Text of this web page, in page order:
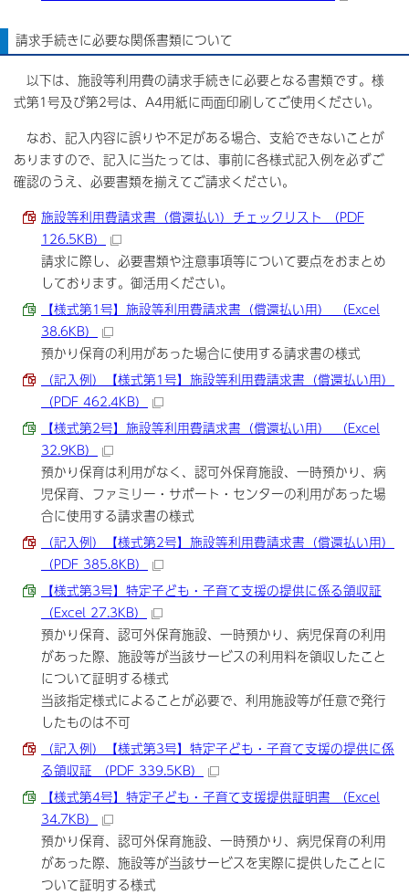
請求手続きに必要な関係書類について
以下は、施設等利用費の請求手続きに必要となる書類です。様
式第1号及び第2号は、A4用紙に両面印刷してご使用ください。
なお、記入内容に誤りや不足がある場合、支給できないことが
ありますので、記入に当たっては、事前に各様式記入例を必ずご
確認のうえ、必要書類を揃えてご請求ください。
施設等利用費請求書（償還払い）チェックリスト （PDF
126.5KB）
請求に際し、必要書類や注意事項等について要点をおまとめ
しております。御活用ください。
【様式第1号】施設等利用費請求書（償還払い用） （Excel
38.6KB）
預かり保育の利用があった場合に使用する請求書の様式
（記入例）【様式第1号】施設等利用費請求書（償還払い用）
（PDF 462.4KB）
【様式第2号】施設等利用費請求書（償還払い用） （Excel
32.9KB）
預かり保育は利用がなく、認可外保育施設、一時預かり、病
児保育、ファミリー・サポート・センターの利用があった場
合に使用する請求書の様式
（記入例）【様式第2号】施設等利用費請求書（償還払い用）
（PDF 385.8KB）
【様式第3号】特定子ども・子育て支援の提供に係る領収証
（Excel 27.3KB）
預かり保育、認可外保育施設、一時預かり、病児保育の利用
があった際、施設等が当該サービスの利用料を領収したこと
について証明する様式
当該指定様式によることが必要で、利用施設等が任意で発行
したものは不可
（記入例）【様式第3号】特定子ども・子育て支援の提供に係
る領収証 （PDF 339.5KB）
【様式第4号】特定子ども・子育て支援提供証明書 （Excel
34.7KB）
預かり保育、認可外保育施設、一時預かり、病児保育の利用
があった際、施設等が当該サービスを実際に提供したことに
ついて証明する様式